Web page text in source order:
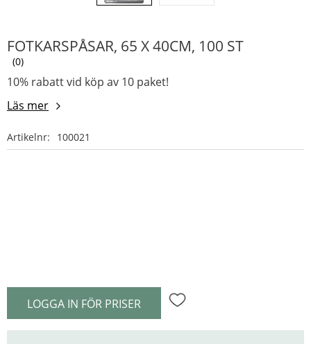
FOTKARSPÅSAR, 65 X 40CM, 100 ST
0
10% rabatt vid köp av 10 paket!
Läs mer
LOGGA IN FÖR PRISER Lägg till i favoriter
Artikelnr 100021